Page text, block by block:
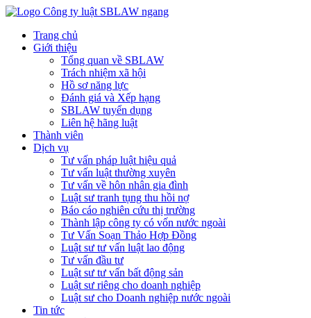
Trang chủ
Giới thiệu
Tổng quan về SBLAW
Trách nhiệm xã hội
Hồ sơ năng lực
Đánh giá và Xếp hạng
SBLAW tuyển dụng
Liên hệ hãng luật
Thành viên
Dịch vụ
Tư vấn pháp luật hiệu quả
Tư vấn luật thường xuyên
Tư vấn về hôn nhân gia đình
Luật sư tranh tụng thu hồi nợ
Báo cáo nghiên cứu thị trường
Thành lập công ty có vốn nước ngoài
Tư Vấn Soạn Thảo Hợp Đồng
Luật sư tư vấn luật lao động
Tư vấn đầu tư
Luật sư tư vấn bất động sản
Luật sư riêng cho doanh nghiệp
Luật sư cho Doanh nghiệp nước ngoài
Tin tức